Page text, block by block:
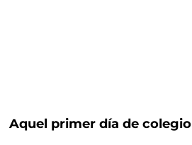
Aquel primer día de colegio